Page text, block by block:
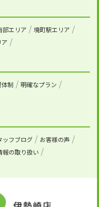
部エリア
境町駅エリア
制
明確なプラン
ッフブログ
お客様の声
報の取り扱い